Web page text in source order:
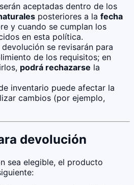
aceptadas dentro de los
posteriores a la fecha
y cuando se cumplan los
en esta política.
se revisarán para
de los requisitos; en
podrá rechazarse la
inventario puede afectar la
cambios (por ejemplo,
devolución
sea elegible, el producto